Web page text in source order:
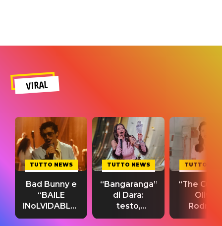
VIRAL
TUTTO NEWS
Bad Bunny e
“BAILE
INoLVIDABLE”:
testo,
TUTTO NEWS
“Bangaranga”
di Dara:
testo,
traduzione e
TUTTO
“The
Olivia
testo,